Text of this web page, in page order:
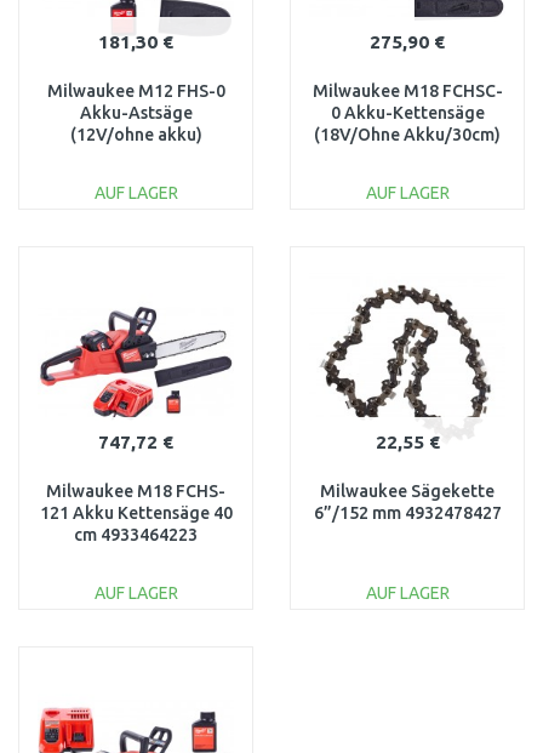
181,30 €
Milwaukee M12 FHS-0
Akku-Astsäge
(12V/ohne akku)
AUF LAGER
275,90 €
Milwaukee M18 FCHSC-
0 Akku-Kettensäge
(18V/Ohne Akku/30cm)
AUF LAGER
Vergleichen
747,72 €
Milwaukee M18 FCHS-
121 Akku Kettensäge 40
cm 4933464223
AUF LAGER
22,55 €
Milwaukee Sägekette
6”/152 mm 4932478427
AUF LAGER